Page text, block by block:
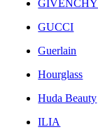
GIVENCHY
GUCCI
Guerlain
Hourglass
Huda Beauty
ILIA